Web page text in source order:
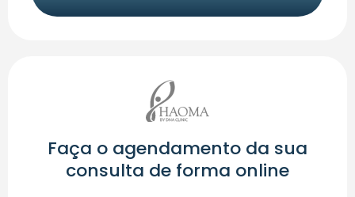
Faça o agendamento da sua
consulta de forma online